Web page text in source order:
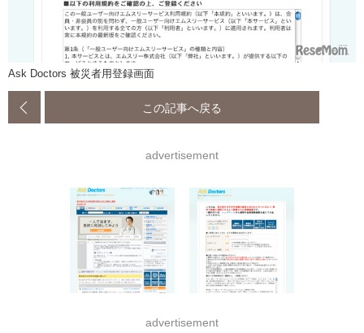
Ask Doctors 被災者用登録画面
この記事へ戻る
advertisement
advertisement